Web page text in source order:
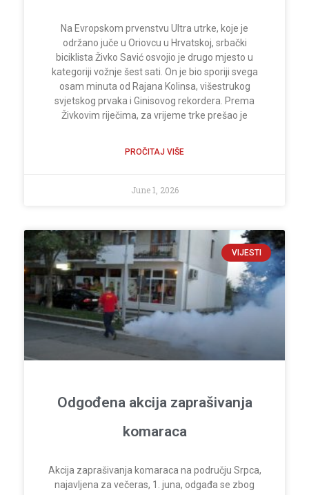
Na Evropskom prvenstvu Ultra utrke, koje je
održano juče u Oriovcu u Hrvatskoj, srbački
biciklista Živko Savić osvojio je drugo mjesto u
kategoriji vožnje šest sati. On je bio sporiji svega
osam minuta od Rajana Kolinsa, višestrukog
svjetskog prvaka i Ginisovog rekordera. Prema
Živkovim riječima, za vrijeme trke prešao je
PROČITAJ VIŠE
June 1, 2026
VIJESTI
Odgođena akcija zaprašivanja
komaraca
Akcija zaprašivanja komaraca na području Srpca,
najavljena za večeras, 1. juna, odgađa se zbog